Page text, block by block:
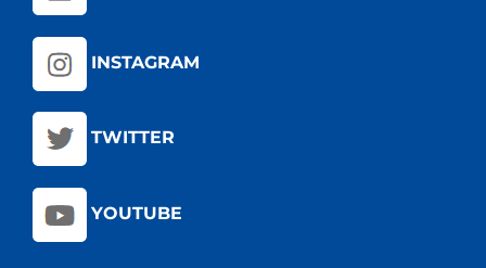
INSTAGRAM
TWITTER
YOUTUBE